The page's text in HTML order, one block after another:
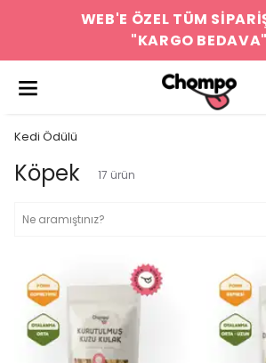
WEB'E ÖZEL TÜM
"KARGO BEDAVA"
Kedi Ödülü
Köpek 17 ürün